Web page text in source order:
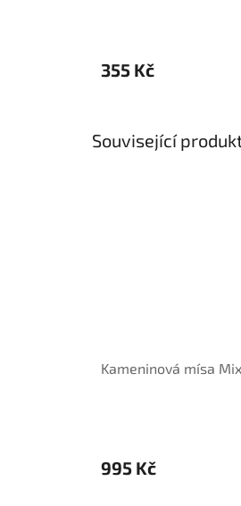
355 Kč
Související
Kameninová mísa
995 Kč